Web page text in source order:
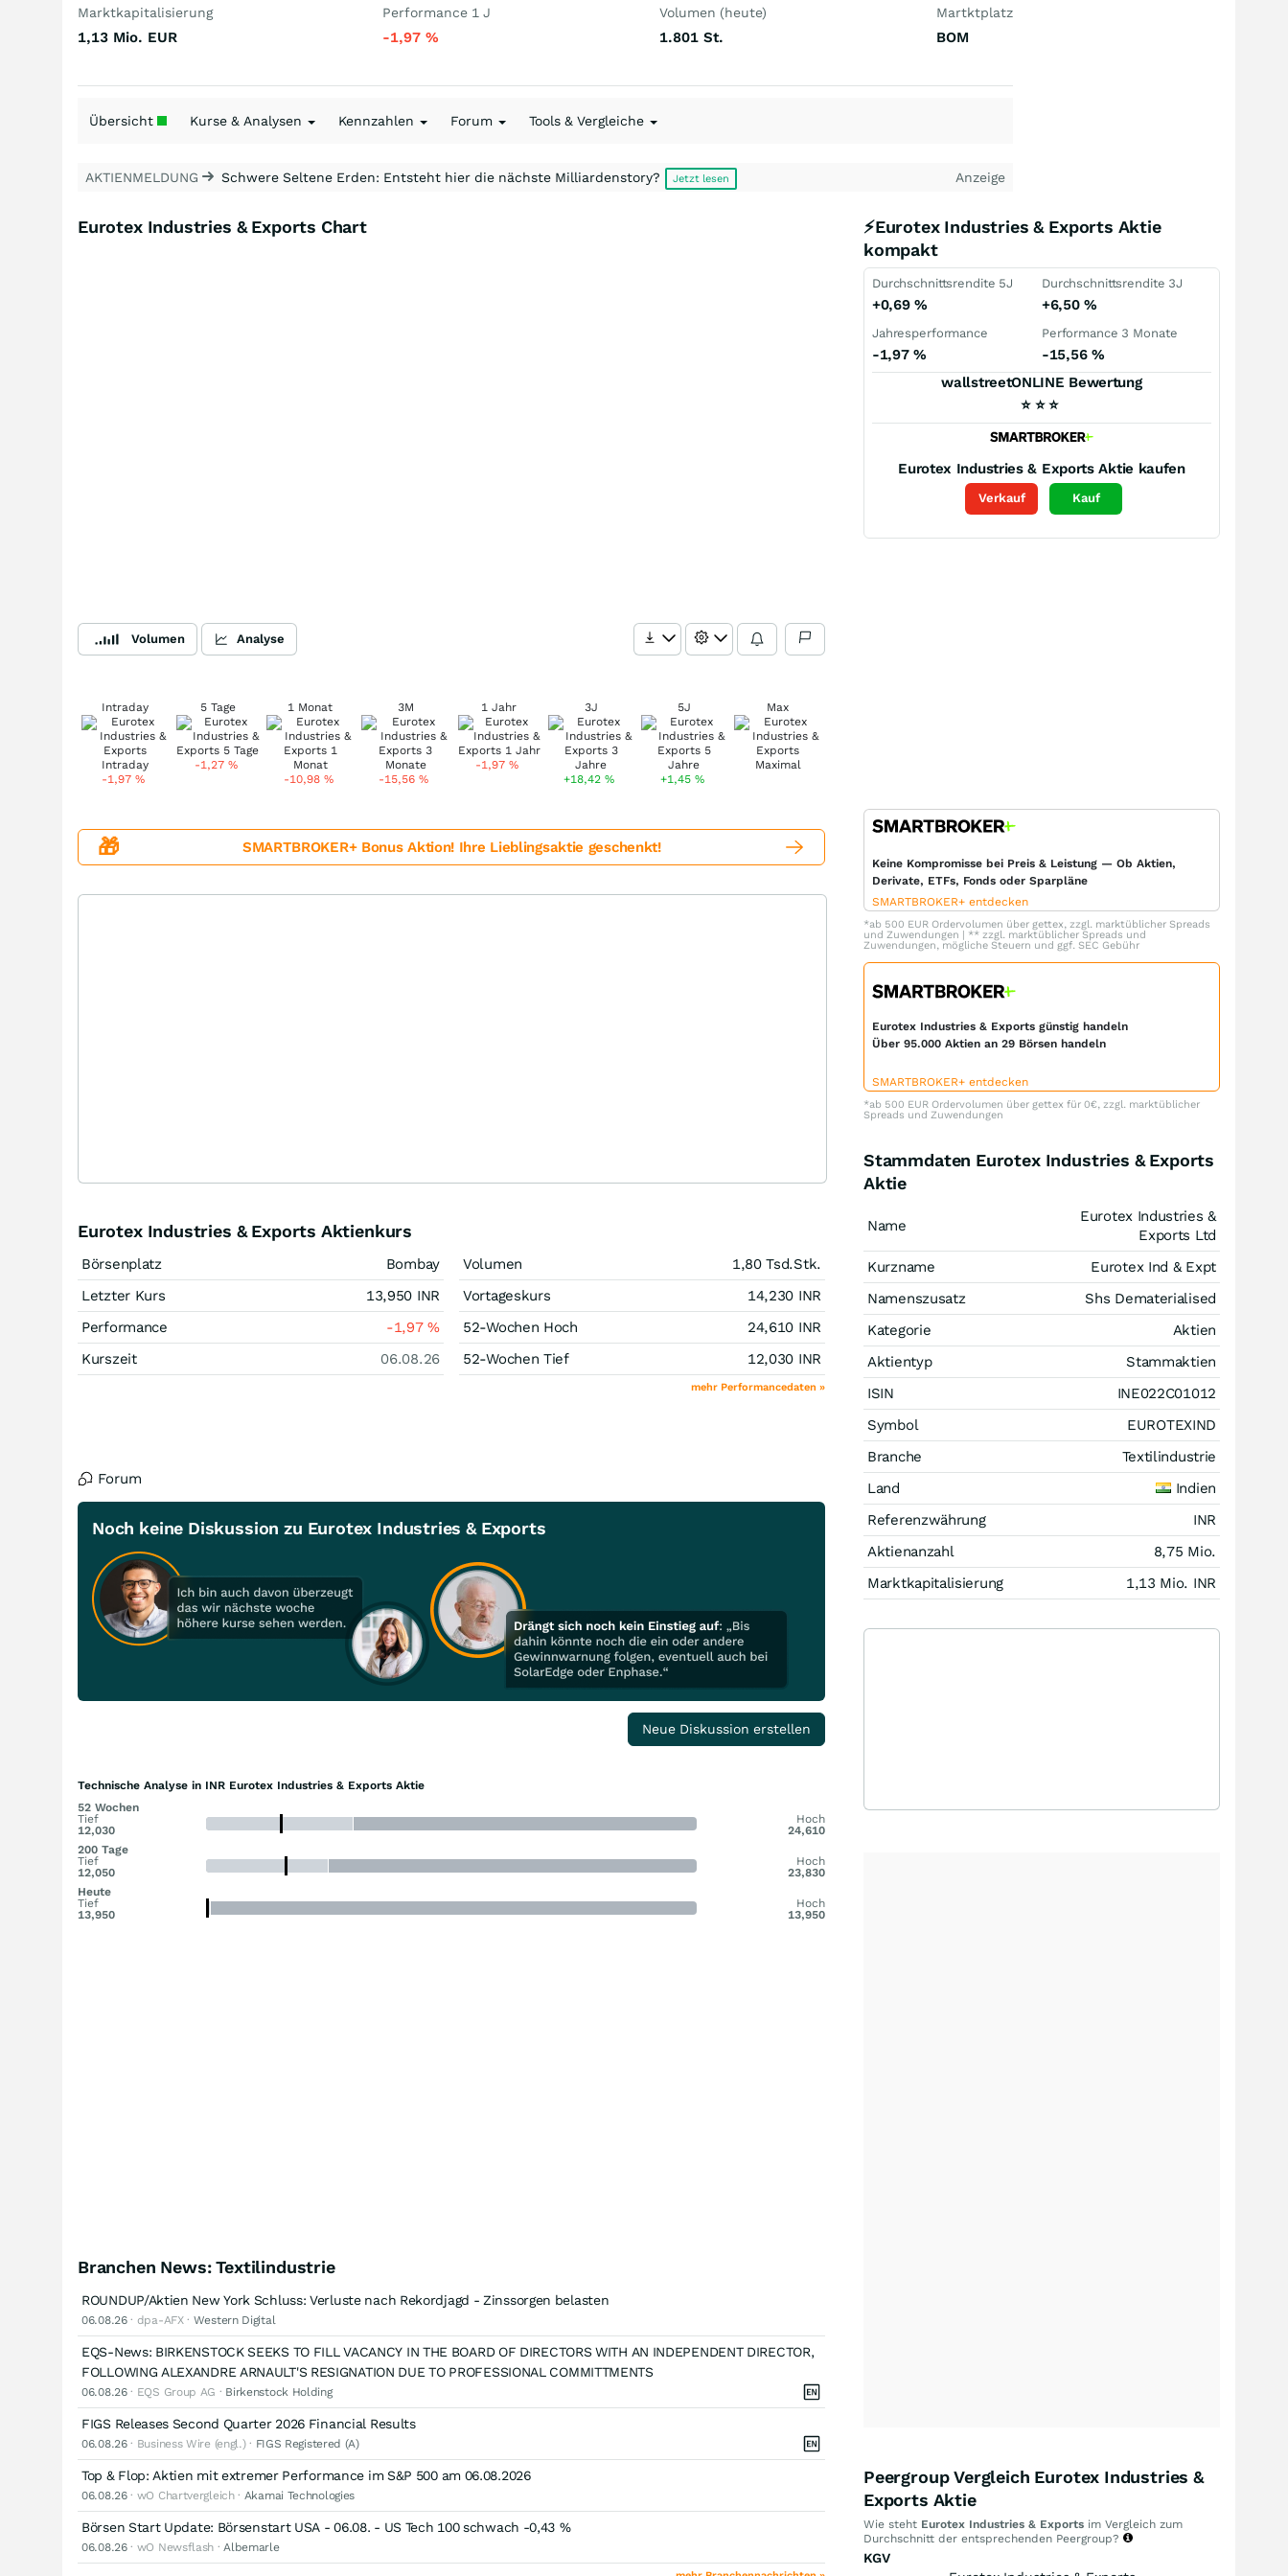
Marktkapitalisierung
1,13 Mio. EUR
Performance 1 J
-1,97 %
Volumen (heute)
1.801 St.
Martktplatz
BOM
Übersicht Kurse & Analysen Kennzahlen Forum Tools & Vergleiche
AKTIENMELDUNG Schwere Seltene Erden: Entsteht hier die nächste Milliardenstory? Jetzt lesen Anzeige
Eurotex Industries & Exports Chart
Volumen Analyse
Intraday
-1,97%
5 Tage
-1,27 %
1 Monat
-10,98 %
3M
-15,56%
1 Jahr
-1,97%
3J
+18,42%
5J
+1,45 %
Max
⚡Eurotex Industries & Exports Aktie
kompakt
Durchschnittsrendite 5J
+0,69%
Durchschnittsrendite 3J
+6,50%
Jahresperformance
-1,97%
Performance 3 Monate
-15,56 %
wallstreetONLINE Bewertung
⭐ ⭐ ⭐
Eurotex Industries & Exports Aktie kaufen
Verkauf Kauf
🎁 SMARTBROKER+ Bonus Aktion! Ihre Lieblingsaktie geschenkt!
Eurotex Industries & Exports Aktienkurs
Börsenplatz
Bombay
Letzter Kurs
13,950 INR
Performance
-1,97%
Kurszeit
06.08.26
Volumen 1,80 Tsd.Stk.
Vortageskurs
14,230 INR
52-Wochen Hoch
24,610 INR
52-Wochen Tief
12,030 INR
mehr Performancedaten »
Forum
Noch keine Diskussion zu Eurotex Industries & Exports
Neue Diskussion erstellen
Technische Analyse in INR Eurotex Industries & Exports Aktie
52 Wochen
Tief
12,030
Hoch
24,610
200 Tage
Tief
12,050
Hoch
23,830
Heute
Tief
13,950
Hoch
13,950
Branchen News: Textilindustrie
ROUNDUP/Aktien New York Schluss: Verluste nach Rekordjagd - Zinssorgen belasten
06.08.26· dpa-AFX · Western Digital
EQS-News: BIRKENSTOCK SEEKS TO FILL VACANCY IN THE BOARD OF DIRECTORS WITH AN INDEPENDENT DIRECTOR,
FOLLOWING ALEXANDRE ARNAULT'S RESIGNATION DUE TO PROFESSIONAL COMMITTMENTS
06.08.26· EQS Group AG · Birkenstock Holding
FIGS Releases Second Quarter 2026 Financial Results
06.08.26· Business Wire (engl.) · FIGS Registered (A)
Top & Flop: Aktien mit extremer Performance im S&P 500 am 06.08.2026
06.08.26· wO Chartvergleich · Akamai Technologies
Börsen Start Update: Börsenstart USA - 06.08. - US Tech 100 schwach -0,43 %
06.08.26· wO Newsflash ·Albemarle
Keine Kompromisse bei Preis & Leistung — Ob Aktien,
Derivate, ETFs, Fonds oder Sparpläne
SMARTBROKER+ entdecken
*ab 500 EUR Ordervolumen über gettex, zzgl. marktüblicher Spreads
und Zuwendungen | ** zzgl. marktüblicher Spreads und
Zuwendungen, mögliche Steuern und ggf. SEC Gebühr
Eurotex Industries & Exports günstig handeln
Über 95.000 Aktien an 29 Börsen handeln
SMARTBROKER+ entdecken
*ab 500 EUR Ordervolumen über gettex für 0€, zzgl. marktüblicher
Spreads und Zuwendungen
Stammdaten Eurotex Industries & Exports
Aktie
Name
Eurotex Industries &
Exports Ltd
Kurzname
Eurotex Ind & Expt
Namenszusatz
Shs Dematerialised
Kategorie
Aktien
Aktientyp
Stammaktien
ISIN
INE022C01012
Symbol
EUROTEXIND
Branche
Textilindustrie
Land
Indien
Referenzwährung
INR
Aktienanzahl
8,75 Mio.
Marktkapitalisierung
1,13 Mio. INR
Peergroup Vergleich Eurotex Industries &
Exports Aktie
Wie steht Eurotex Industries & Exports im Vergleich zum
Durchschnitt der entsprechenden Peergroup?
KGV